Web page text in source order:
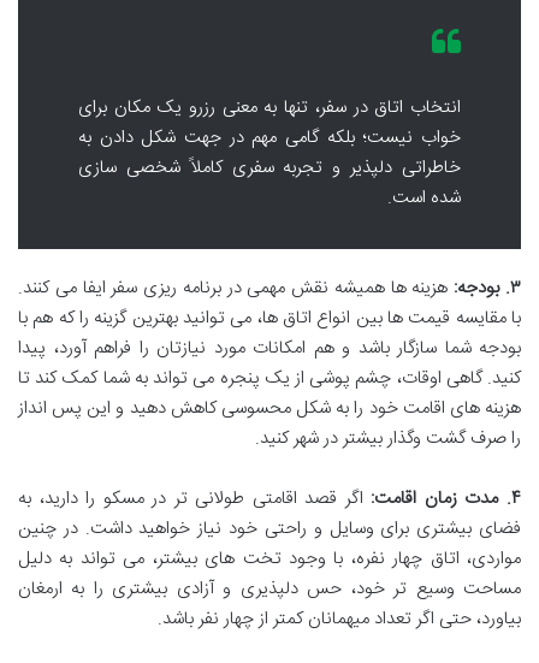
انتخاب اتاق در سفر، تنها به معنی رزرو یک مکان برای
خواب نیست؛ بلکه گامی مهم در جهت شکل دادن به
خاطراتی دلپذیر و تجربه سفری کاملاً شخصی سازی
شده است.
۳. بودجه:
هزینه ها همیشه نقش مهمی در برنامه ریزی سفر ایفا می کنند.
با مقایسه قیمت ها بین انواع اتاق ها، می توانید بهترین گزینه را که هم با
بودجه شما سازگار باشد و هم امکانات مورد نیازتان را فراهم آورد، پیدا
کنید. گاهی اوقات، چشم پوشی از یک پنجره می تواند به شما کمک کند تا
هزینه های اقامت خود را به شکل محسوسی کاهش دهید و این پس انداز
را صرف گشت وگذار بیشتر در شهر کنید.
۴. مدت زمان اقامت:
اگر قصد اقامتی طولانی تر در مسکو را دارید، به
فضای بیشتری برای وسایل و راحتی خود نیاز خواهید داشت. در چنین
مواردی، اتاق چهار نفره، با وجود تخت های بیشتر، می تواند به دلیل
مساحت وسیع تر خود، حس دلپذیری و آزادی بیشتری را به ارمغان
بیاورد، حتی اگر تعداد میهمانان کمتر از چهار نفر باشد.